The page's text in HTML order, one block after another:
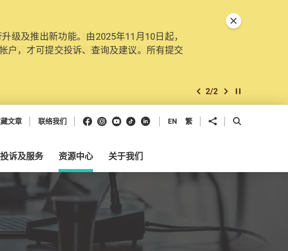
级及推出新功能。由2025年11月10日起，
户，才可提交投诉、查询及建议。所有提交
上一个
2/2 下一个开始/暂停幻灯
关闭特別通告
文章 联络我们 Facebook
Instagram
Youtube
抖音领英 EN 繁 分享到 开启搜寻框
投诉及服务 资源中心 关于我们